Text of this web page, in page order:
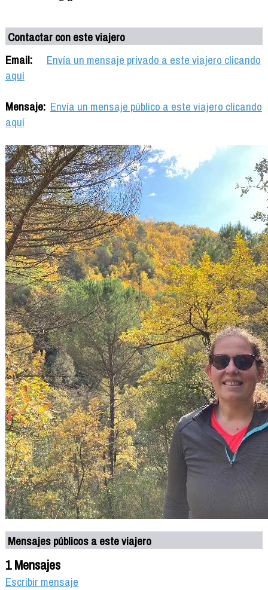
Contactar con este viajero
Email:
Envía un mensaje privado a este viajero clicando
aquí
Mensaje: Envía un mensaje público a este viajero clicando
aquí
Mensajes públicos a este viajero
1 Mensajes
Escribir mensaje